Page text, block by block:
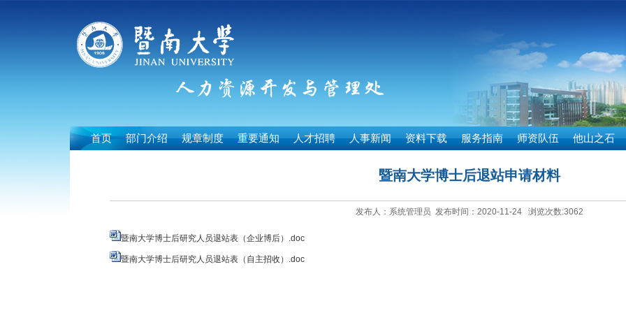
首页 部门介绍 规章制度 重要通知 人才招聘 人事新闻 资料下载 服务指南 师资队伍 他山之石
暨南大学博士后退站申请材料
发布人：系统管理员 发布时间：2020-11-24 浏览次数:3062
暨南大学博士后研究人员退站表（企业博后）.doc
暨南大学博士后研究人员退站表（自主招收）.doc